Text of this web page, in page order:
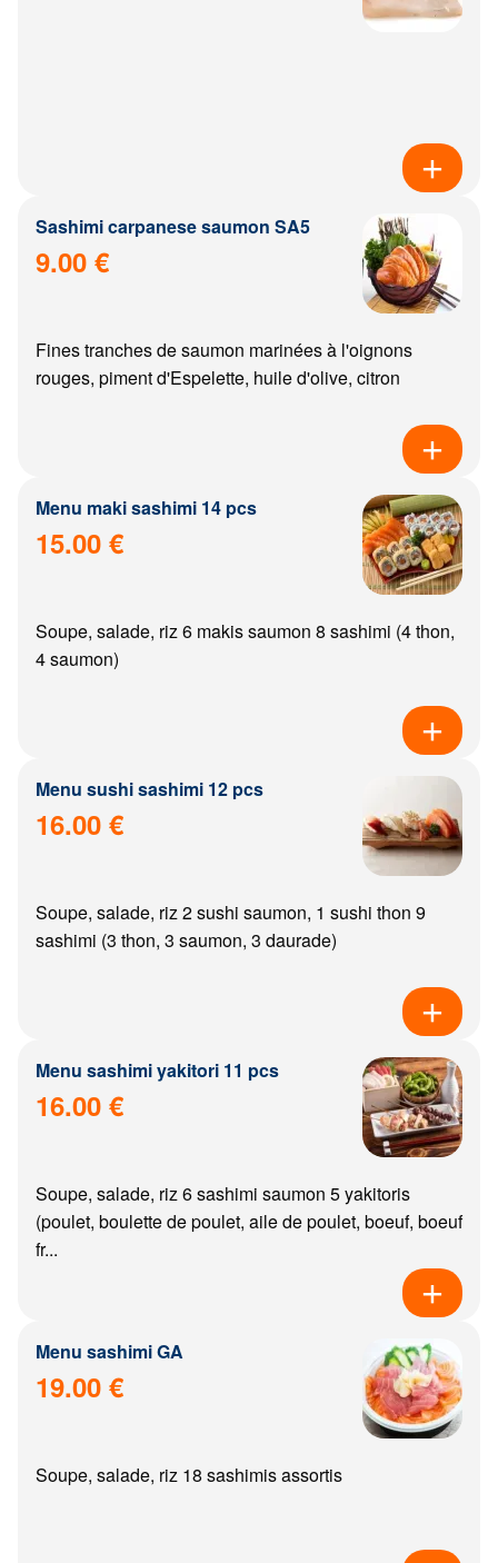
Sashimi carpanese saumon SA5
9.00 €
Fines tranches de saumon marinées à l'oignons
rouges, piment d'Espelette, huile d'olive, citron
Menu maki sashimi 14 pcs
15.00 €
Soupe, salade, riz 6 makis saumon 8 sashimi (4 thon,
4 saumon)
Menu sushi sashimi 12 pcs
16.00 €
Soupe, salade, riz 2 sushi saumon, 1 sushi thon 9
sashimi (3 thon, 3 saumon, 3 daurade)
Menu sashimi yakitori 11 pcs
16.00 €
Soupe, salade, riz 6 sashimi saumon 5 yakitoris
(poulet, boulette de poulet, aile de poulet, boeuf, boeuf
fr...
Menu sashimi GA
19.00 €
Soupe, salade, riz 18 sashimis assortis